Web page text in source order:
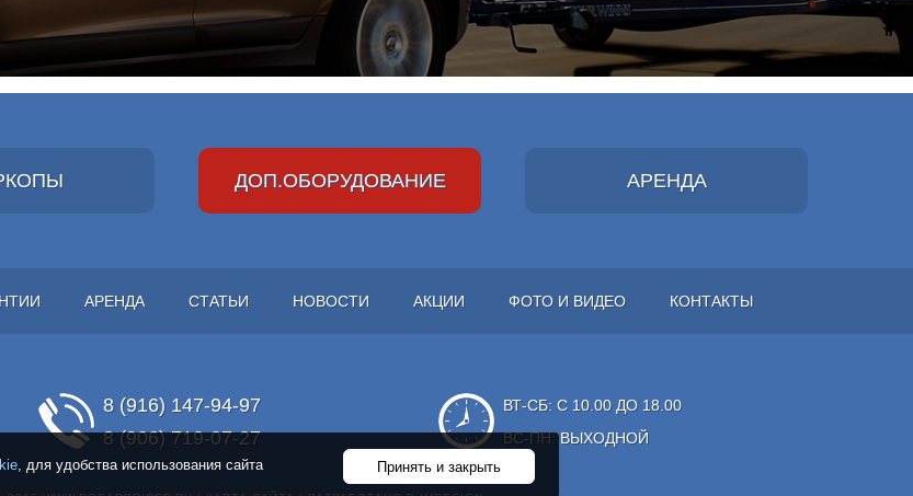
, для удобства использования сайта Принять и закрыть
ДОП.ОБОРУДОВАНИЕ АРЕНДА
АРЕНДА СТАТЬИ НОВОСТИ АКЦИИ ФОТО И ВИДЕО КОНТАКТЫ
8 (916) 147-94-97
8 (906) 719-07-27
ВТ-СБ: С 10.00 ДО 18.00
ВС-ПН: ВЫХОДНОЙ